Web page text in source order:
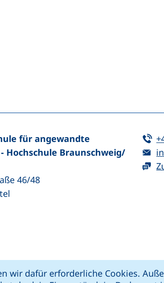
wir dafür erforderliche Cookies.
öffnet neues Fenster)
Link, öffnet neues Fenster)
für angewandte
Hochschule Braunschweig/​
46/48
Link, öffnet neues Fenster)